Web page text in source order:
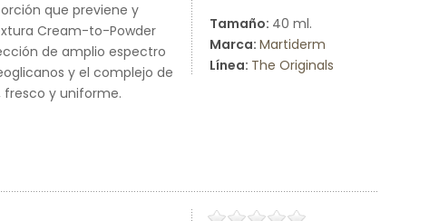
Tamaño: 40 ml.
Marca: Martiderm
Línea: The Originals
que previene y
Cream-to-Powder
de amplio espectro
y el complejo de
fresco y uniforme.